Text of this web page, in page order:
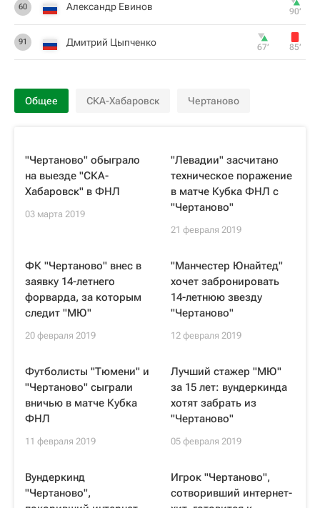
60 Александр Евинов 90‎’‎
91 Дмитрий Цыпченко 67‎’‎ 85‎’‎
Общее СКА-Хабаровск Чертаново
"Чертаново" обыграло
на выезде "СКА-
Хабаровск" в ФНЛ
03 марта 2019
"Левадии" засчитано
техническое поражение
в матче Кубка ФНЛ с
"Чертаново"
21 февраля 2019
ФК "Чертаново" внес в
заявку 14-летнего
форварда, за которым
следит "МЮ"
20 февраля 2019
"Манчестер Юнайтед"
хочет забронировать
14-летнюю звезду
"Чертаново"
12 февраля 2019
Футболисты "Тюмени" и
"Чертаново" сыграли
вничью в матче Кубка
ФНЛ
11 февраля 2019
Лучший стажер "МЮ"
за 15 лет: вундеркинда
хотят забрать из
"Чертаново"
05 февраля 2019
Вундеркинд
"Чертаново",
Игрок "Чертаново",
сотворивший интернет-